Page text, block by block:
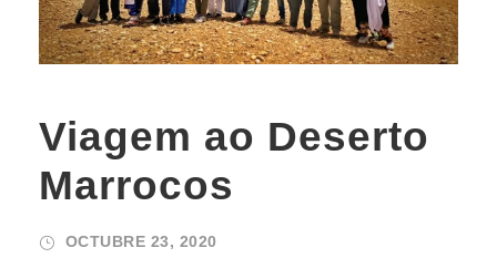
Viagem ao Deserto
Marrocos
OCTUBRE 23, 2020